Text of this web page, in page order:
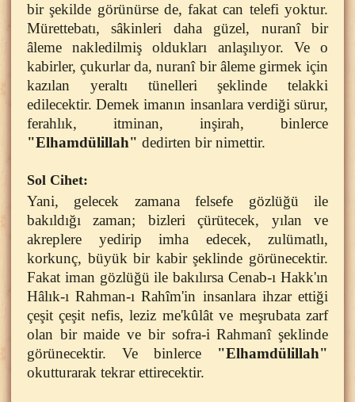
bir şekilde görünürse de, fakat can telefi yoktur.
Mürettebatı, sâkinleri daha güzel, nuranî bir
âleme nakledilmiş oldukları anlaşılıyor. Ve o
kabirler, çukurlar da, nuranî bir âleme girmek için
kazılan yeraltı tünelleri şeklinde telakki
edilecektir. Demek imanın insanlara verdiği sürur,
ferahlık, itminan, inşirah, binlerce
"Elhamdülillah" dedirten bir nimettir.
Sol Cihet:
Yani, gelecek zamana felsefe gözlüğü ile
bakıldığı zaman; bizleri çürütecek, yılan ve
akreplere yedirip imha edecek, zulümatlı,
korkunç, büyük bir kabir şeklinde görünecektir.
Fakat iman gözlüğü ile bakılırsa Cenab-ı Hakk'ın
Hâlık-ı Rahman-ı Rahîm'in insanlara ihzar ettiği
çeşit çeşit nefis, leziz me'kûlât ve meşrubata zarf
olan bir maide ve bir sofra-i Rahmanî şeklinde
görünecektir. Ve binlerce "Elhamdülillah"
okutturarak tekrar ettirecektir.